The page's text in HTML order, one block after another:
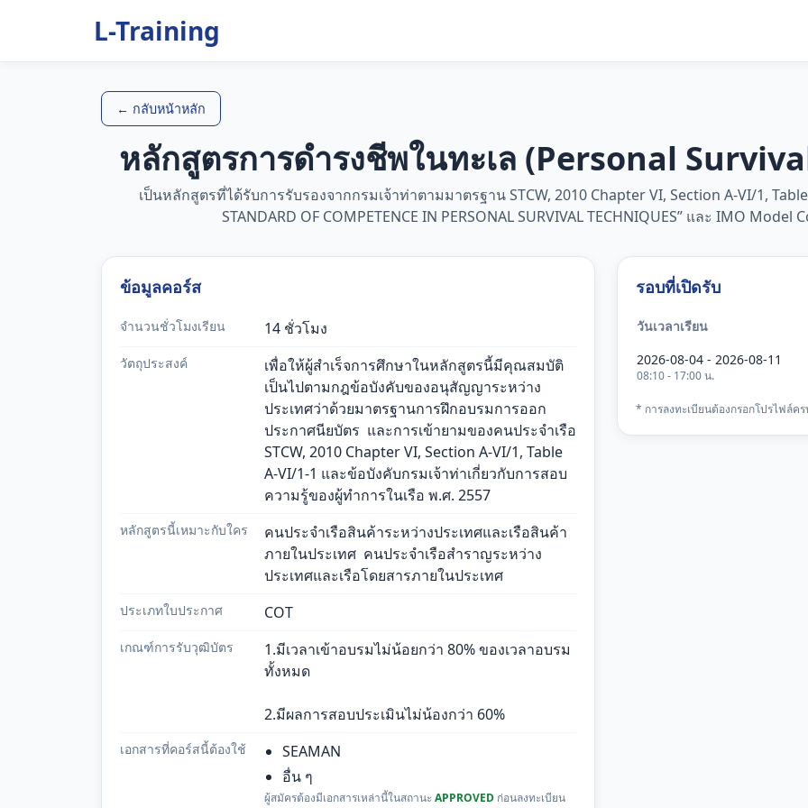
L-Training
← กลับหน้าหลัก
หลักสูตรการดำรงชีพในทะเล (Personal
เป็นหลักสูตรที่ได้รับการรับรองจากกรมเจ้าท่าตามมาตรฐาน STCW, 2010 Chapter VI, Section A-VI/1, Table
STANDARD OF COMPETENCE IN PERSONAL SURVIVAL TECHNIQUES” และ IMO Model
ข้อมูลคอร์ส
จำนวนชั่วโมงเรียน 14 ชั่วโมง
วัตถุประสงค์
เพื่อให้ผู้สำเร็จการศึกษาในหลักสูตรนี้มีคุณสมบัติ
เป็นไปตามกฎข้อบังคับของอนุสัญญาระหว่าง
ประเทศว่าด้วยมาตรฐานการฝึกอบรมการออก
ประกาศนียบัตร  และการเข้ายามของคนประจำเรือ
STCW, 2010 Chapter VI, Section A-VI/1, Table
A-VI/1-1 และข้อบังคับกรมเจ้าท่าเกี่ยวกับการสอบ
ความรู้ของผู้ทำการในเรือ พ.ศ. 2557
หลักสูตรนี้เหมาะกับใคร
คนประจำเรือสินค้าระหว่างประเทศและเรือสินค้า
ภายในประเทศ  คนประจำเรือสำราญระหว่าง
ประเทศและเรือโดยสารภายในประเทศ
ประเภทใบประกาศ COT
เกณฑ์การรับวุฒิบัตร
1.มีเวลาเข้าอบรมไม่น้อยกว่า 80% ของเวลาอบรม
ทั้งหมด
2.มีผลการสอบประเมินไม่น้องกว่า 60%
เอกสารที่คอร์สนี้ต้องใช้
SEAMAN
อื่น ๆ
ผู้สมัครต้องมีเอกสารเหล่านี้ในสถานะ APPROVED ก่อนลงทะเบียน
รอบที่เปิดรับ
วันเวลาเรียน
2026-08-04 - 2026-08-11
08:10 - 17:00 น.
* การลงทะเบียนต้องกรอกโปรไฟล์